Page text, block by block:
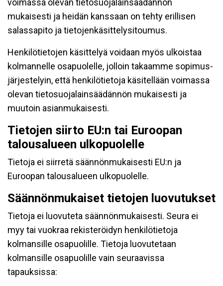
voimassa olevan tietosuojalainsäädännön
mukaisesti ja heidän kanssaan on tehty erillisen
salassapito ja tietojenkäsittelysitoumus.
Henkilötietojen käsittelyä voidaan myös ulkoistaa
kolmannelle osapuolelle, jolloin takaamme sopimus-
järjestelyin, että henkilötietoja käsitellään voimassa
olevan tietosuojalainsäädännön mukaisesti ja
muutoin asianmukaisesti.
Tietojen siirto EU:n tai Euroopan
talousalueen ulkopuolelle
Tietoja ei siirretä säännönmukaisesti EU:n ja
Euroopan talousalueen ulkopuolelle.
Säännönmukaiset tietojen luovutukset
Tietoja ei luovuteta säännönmukaisesti. Seura ei
myy tai vuokraa rekisteröidyn henkilötietoja
kolmansille osapuolille. Tietoja luovutetaan
kolmansille osapuolille vain seuraavissa
tapauksissa: